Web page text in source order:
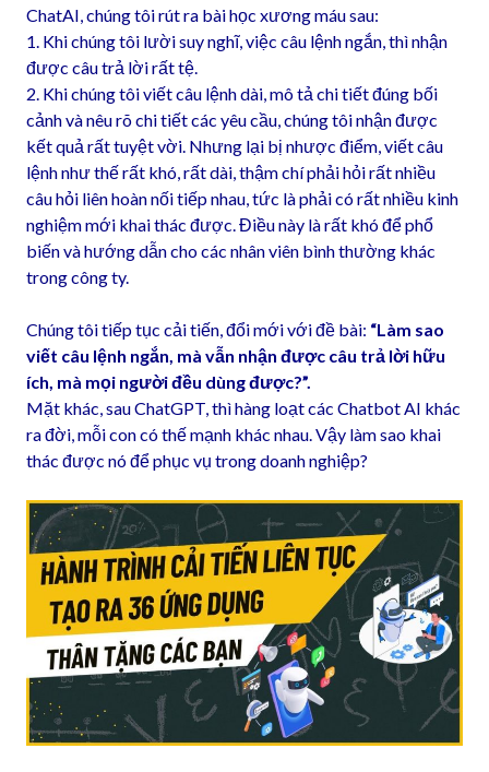
ChatAI, chúng tôi rút ra bài học xương máu sau:
1. Khi chúng tôi lười suy nghĩ, việc câu lệnh ngắn, thì nhận
được câu trả lời rất tệ.
2. Khi chúng tôi viết câu lệnh dài, mô tả chi tiết đúng bối
cảnh và nêu rõ chi tiết các yêu cầu, chúng tôi nhận được
kết quả rất tuyệt vời. Nhưng lại bị nhược điểm, viết câu
lệnh như thế rất khó, rất dài, thậm chí phải hỏi rất nhiều
câu hỏi liên hoàn nối tiếp nhau, tức là phải có rất nhiều kinh
nghiệm mới khai thác được. Điều này là rất khó để phổ
biến và hướng dẫn cho các nhân viên bình thường khác
trong công ty.
Chúng tôi tiếp tục cải tiến, đổi mới với đề bài: “Làm sao
viết câu lệnh ngắn, mà vẫn nhận được câu trả lời hữu
ích, mà mọi người đều dùng được?”.
Mặt khác, sau ChatGPT, thì hàng loạt các Chatbot AI khác
ra đời, mỗi con có thế mạnh khác nhau. Vậy làm sao khai
thác được nó để phục vụ trong doanh nghiệp?